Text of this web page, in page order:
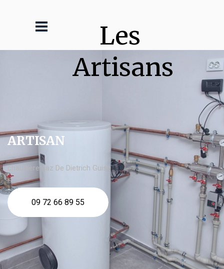
Les
Artisans
ARTISAN
chaudière gaz De Dietrich Guise
09 72 66 89 55